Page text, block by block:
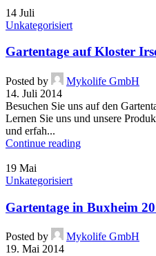
14 Juli
Unkategorisiert
Gartentage auf Kloster
Posted by
Mykolife GmbH
14. Juli 2014
Besuchen Sie uns auf den
Lernen Sie uns und unsere
und erfah...
Continue reading
19 Mai
Unkategorisiert
Gartentage in Buxheim
Posted by
Mykolife GmbH
19. Mai 2014